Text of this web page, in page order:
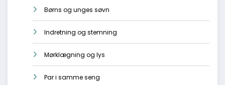
Børns og unges søvn
Indretning og stemning
Mørklægning og lys
Par i samme seng